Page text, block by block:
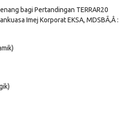
bagi Pertandingan TERRAR20
Imej Korporat EKSA, MDSBÃ‚Â :